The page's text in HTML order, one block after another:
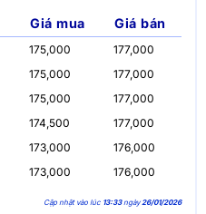
Giá mua Giá bán
175,000
177,000
175,000
177,000
175,000
177,000
174,500
177,000
173,000
176,000
173,000 176,000
Cập nhật vào lúc 13:33ngày26/01/2026